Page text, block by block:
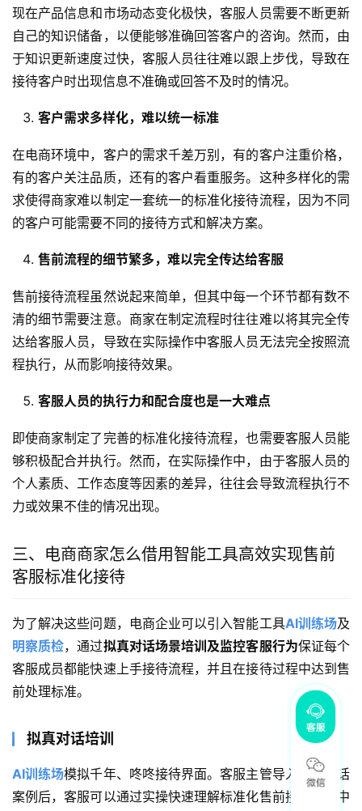
现在产品信息和市场动态变化极快，客服人员需要不断更新
自己的知识储备，以便能够准确回答客户的咨询。然而，由
于知识更新速度过快，客服人员往往难以跟上步伐，导致在
接待客户时出现信息不准确或回答不及时的情况。
客户需求多样化，难以统一标准
在电商环境中，客户的需求千差万别，有的客户注重价格，
有的客户关注品质，还有的客户看重服务。这种多样化的需
求使得商家难以制定一套统一的标准化接待流程，因为不同
的客户可能需要不同的接待方式和解决方案。
售前流程的细节繁多，难以完全传达给客服
售前接待流程虽然说起来简单，但其中每一个环节都有数不
清的细节需要注意。商家在制定流程时往往难以将其完全传
达给客服人员，导致在实际操作中客服人员无法完全按照流
程执行，从而影响接待效果。
客服人员的执行力和配合度也是一大难点
即使商家制定了完善的标准化接待流程，也需要客服人员能
够积极配合并执行。然而，在实际操作中，由于客服人员的
个人素质、工作态度等因素的差异，往往会导致流程执行不
力或效果不佳的情况出现。
三、电商商家怎么借用智能工具高效实现售前
客服标准化接待
为了解决这些问题，电商企业可以引入智能工具AI训练场及
明察质检，通过拟真对话场景培训及监控客服行为保证每个
客服成员都能快速上手接待流程，并且在接待过程中达到售
前处理标准。
拟真对话培训
AI训练场模拟千年、咚咚接待界面。客服主管导入真实会话
案例后，客服可以通过实操快速理解标准化售前接待流程中